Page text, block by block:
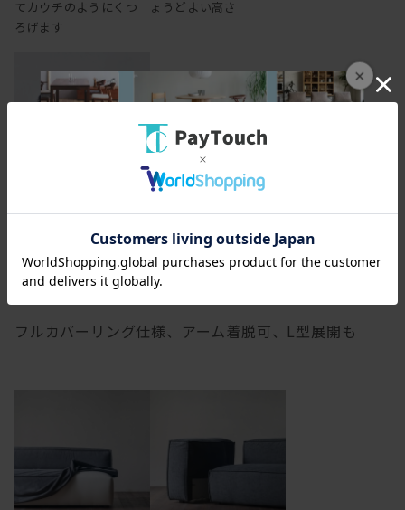
×
てカウチのようにくつ
ろげます
ょうどよい高さ
するのに丁度よい高さ
フルカバーリング仕様、アーム着脱可、L型展開も